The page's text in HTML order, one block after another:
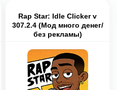
Rap Star: Idle Clicker v
307.2.4 (Мод много денег/
без рекламы)